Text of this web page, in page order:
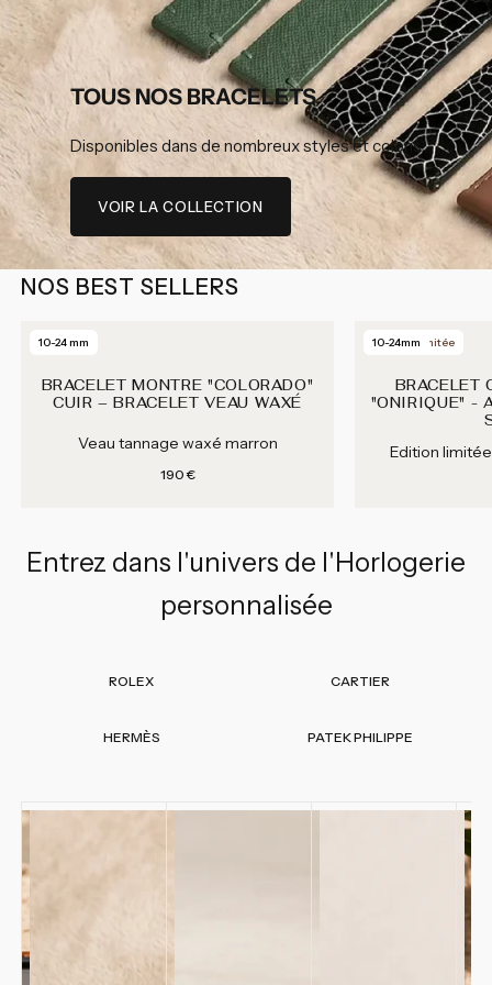
TOUS NOS BRACELETS
Disponibles dans de nombreux styles et coloris
VOIR LA COLLECTION
NOS BEST SELLERS
10-24 mm
BRACELET MONTRE "COLORADO"
CUIR – BRACELET VEAU WAXÉ
Veau tannage waxé marron
Prix habituel
190 €
Edition Limitée
10-24mm
BRACELET
"ONIRIQUE" -
Edition
Entrez dans l'univers de l'Horlogerie
personnalisée
ROLEX CARTIER
HERMÈS PATEK PHILIPPE